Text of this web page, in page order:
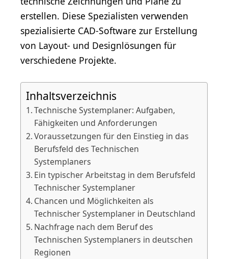
erstellen. Diese Spezialisten verwenden
spezialisierte CAD-Software zur Erstellung
von Layout- und Designlösungen für
verschiedene Projekte.
Inhaltsverzeichnis
Technische Systemplaner: Aufgaben,
Fähigkeiten und Anforderungen
Voraussetzungen für den Einstieg in das
Berufsfeld des Technischen
Systemplaners
Ein typischer Arbeitstag in dem Berufsfeld
Technischer Systemplaner
Chancen und Möglichkeiten als
Technischer Systemplaner in Deutschland
Nachfrage nach dem Beruf des
Technischen Systemplaners in deutschen
Regionen